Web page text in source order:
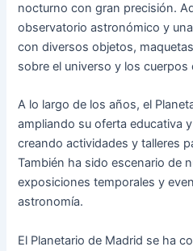
nocturno con gran precisión.
observatorio astronómico y
con diversos objetos,
sobre el universo y los cuerpos
A lo largo de los años, el
ampliando su oferta educativa
creando actividades y talleres
También ha sido escenario de
exposiciones temporales y
astronomía.
El Planetario de Madrid se ha